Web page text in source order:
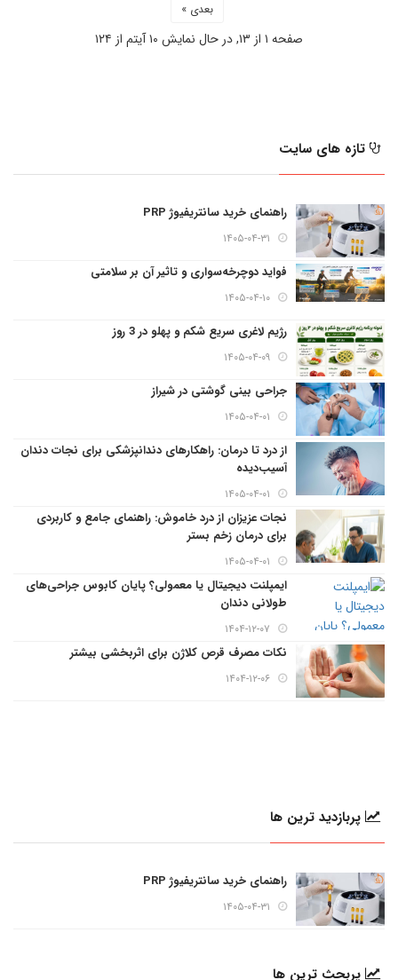
بعدی »
صفحه ۱ از ۱۳, در حال نمایش ۱۰ آیتم از ۱۲۴
تازه های سایت
راهنمای خرید سانتریفیوژ PRP
۱۴۰۵-۰۴-۳۱
فواید دوچرخه‌سواری و تاثیر آن بر سلامتی
۱۴۰۵-۰۴-۱۰
رژیم لاغری سریع شکم و پهلو در 3 روز
۱۴۰۵-۰۴-۰۹
جراحی بینی گوشتی در شیراز
۱۴۰۵-۰۴-۰۱
از درد تا درمان: راهکارهای دندانپزشکی برای نجات دندان
آسیب‌دیده
۱۴۰۵-۰۴-۰۱
نجات عزیزان از درد خاموش: راهنمای جامع و کاربردی
برای درمان زخم بستر
۱۴۰۵-۰۴-۰۱
ایمپلنت دیجیتال یا معمولی؟ پایان کابوس جراحی‌های
طولانی دندان
۱۴۰۴-۱۲-۰۷
نکات مصرف قرص کلاژن برای اثربخشی بیشتر
۱۴۰۴-۱۲-۰۶
پربازدید ترین ها
راهنمای خرید سانتریفیوژ PRP
۱۴۰۵-۰۴-۳۱
پربحث ترین ها